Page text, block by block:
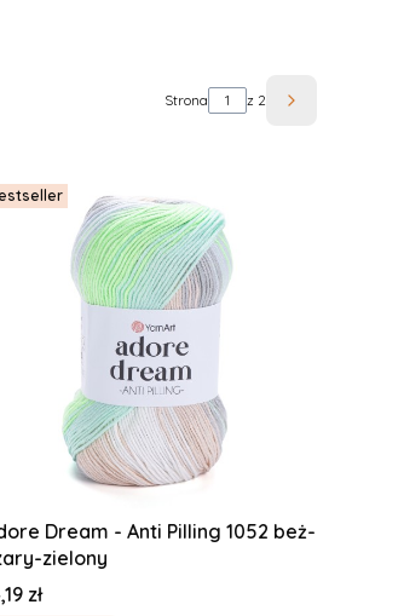
Strona z 2 Następne
Dream - Anti Pilling 1052 beż-
zielony
zł